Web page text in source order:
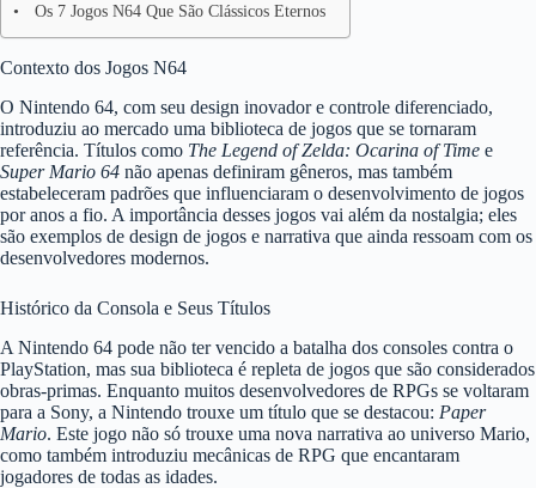
Os 7 Jogos N64 Que São Clássicos Eternos
Contexto dos Jogos N64
O Nintendo 64, com seu design inovador e controle diferenciado,
introduziu ao mercado uma biblioteca de jogos que se tornaram
referência. Títulos como The Legend of Zelda: Ocarina of Time e
Super Mario 64 não apenas definiram gêneros, mas também
estabeleceram padrões que influenciaram o desenvolvimento de jogos
por anos a fio. A importância desses jogos vai além da nostalgia; eles
são exemplos de design de jogos e narrativa que ainda ressoam com os
desenvolvedores modernos.
Histórico da Consola e Seus Títulos
A Nintendo 64 pode não ter vencido a batalha dos consoles contra o
PlayStation, mas sua biblioteca é repleta de jogos que são considerados
obras-primas. Enquanto muitos desenvolvedores de RPGs se voltaram
para a Sony, a Nintendo trouxe um título que se destacou: Paper
Mario. Este jogo não só trouxe uma nova narrativa ao universo Mario,
como também introduziu mecânicas de RPG que encantaram
jogadores de todas as idades.